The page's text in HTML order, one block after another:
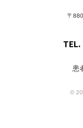
〒
TEL.
患
©